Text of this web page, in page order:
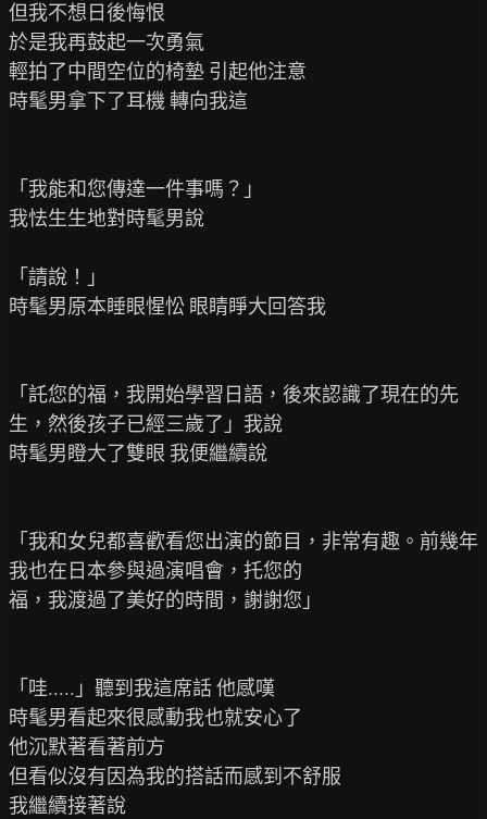
但我不想日後悔恨
於是我再鼓起一次勇氣
輕拍了中間空位的椅墊 引起他注意
時髦男拿下了耳機 轉向我這
「我能和您傳達一件事嗎？」
我怯生生地對時髦男說
「請說！」
時髦男原本睡眼惺忪 眼睛睜大回答我
「託您的福，我開始學習日語，後來認識了現在的先
生，然後孩子已經三歲了」我說
時髦男瞪大了雙眼 我便繼續說
「我和女兒都喜歡看您出演的節目，非常有趣。前幾年
我也在日本參與過演唱會，托您的
福，我渡過了美好的時間，謝謝您」
「哇.....」聽到我這席話 他感嘆
時髦男看起來很感動我也就安心了
他沉默著看著前方
但看似沒有因為我的搭話而感到不舒服
我繼續接著說